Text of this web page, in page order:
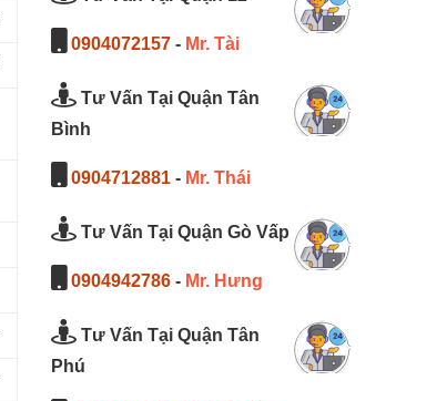
0904072157 - Mr. Tài
Tư Vấn Tại Quận Tân
Bình
0904712881 - Mr. Thái
Tư Vấn Tại Quận Gò Vấp
0904942786 - Mr. Hưng
Tư Vấn Tại Quận Tân
Phú